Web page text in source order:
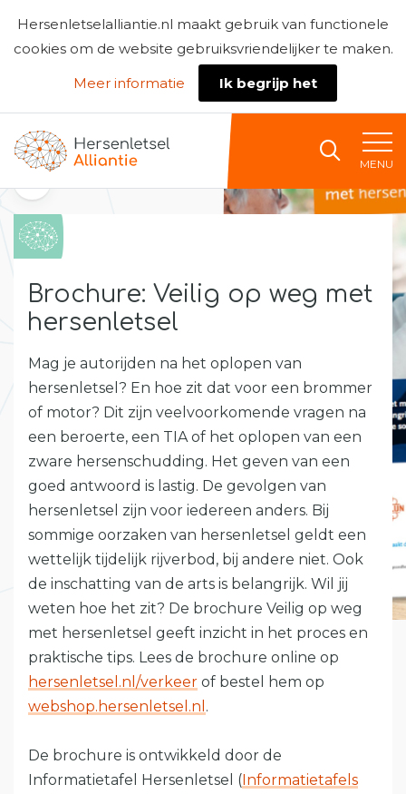
Hersenletselalliantie.nl maakt gebruik van functionele
cookies om de website gebruiksvriendelijker te maken.
Meer informatie
Ik begrijp het
Naar home
MENU
Terug naar de kennisbank
Brochure: Veilig op weg met
hersenletsel
Mag je autorijden na het oplopen van
hersenletsel? En hoe zit dat voor een brommer
of motor? Dit zijn veelvoorkomende vragen na
een beroerte, een TIA of het oplopen van een
zware hersenschudding. Het geven van een
goed antwoord is lastig. De gevolgen van
hersenletsel zijn voor iedereen anders. Bij
sommige oorzaken van hersenletsel geldt een
wettelijk tijdelijk rijverbod, bij andere niet. Ook
de inschatting van de arts is belangrijk. Wil jij
weten hoe het zit? De brochure Veilig op weg
met hersenletsel geeft inzicht in het proces en
praktische tips. Lees de brochure online op
hersenletsel.nl/verkeer of bestel hem op
webshop.hersenletsel.nl .
De brochure is ontwikkeld door de
Informatietafel Hersenletsel (Informatietafels